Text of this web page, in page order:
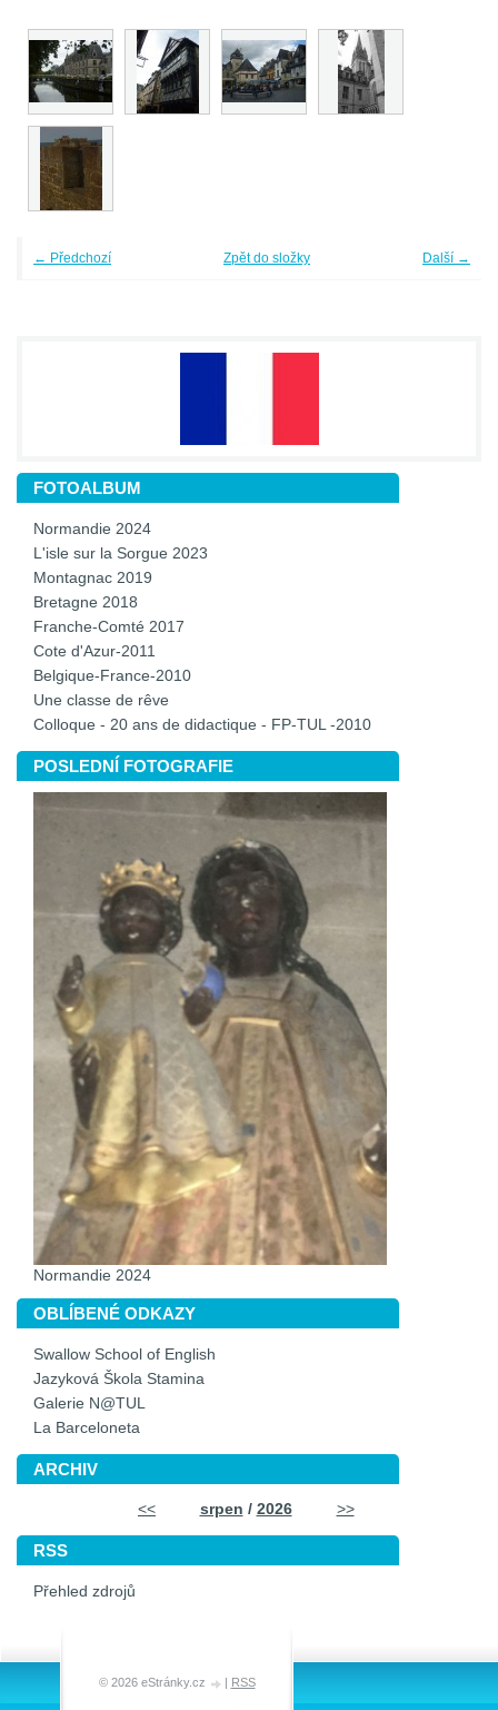
← Předchozí Další →
Zpět do složky
FOTOALBUM
Normandie 2024
L'isle sur la Sorgue 2023
Montagnac 2019
Bretagne 2018
Franche-Comté 2017
Cote d'Azur-2011
Belgique-France-2010
Une classe de rêve
Colloque - 20 ans de didactique - FP-TUL -2010
POSLEDNÍ FOTOGRAFIE
Normandie 2024
OBLÍBENÉ ODKAZY
Swallow School of English
Jazyková Škola Stamina
Galerie N@TUL
La Barceloneta
ARCHIV
<< srpen / 2026 >>
RSS
Přehled zdrojů
© 2026 eStránky.cz | RSS